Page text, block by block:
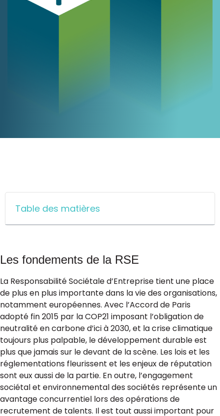
Table des matières
Les fondements de la RSE
La Responsabilité Sociétale d’Entreprise tient une place
de plus en plus importante dans la vie des organisations,
notamment européennes. Avec l’Accord de Paris
adopté fin 2015 par la COP21 imposant l’obligation de
neutralité en carbone d’ici à 2030, et la crise climatique
toujours plus palpable, le développement durable est
plus que jamais sur le devant de la scène. Les lois et les
réglementations fleurissent et les enjeux de réputation
sont eux aussi de la partie. En outre, l’engagement
sociétal et environnemental des sociétés représente un
avantage concurrentiel lors des opérations de
recrutement de talents. Il est tout aussi important pour